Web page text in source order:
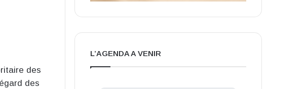
des
des
L’AGENDA A VENIR